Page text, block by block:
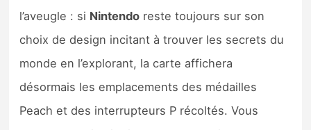
l’aveugle : si Nintendo reste toujours sur son
choix de design incitant à trouver les secrets du
monde en l’explorant, la carte affichera
désormais les emplacements des médailles
Peach et des interrupteurs P récoltés. Vous